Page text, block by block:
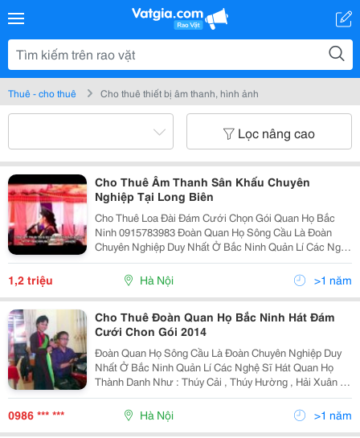
Thuê - cho thuê Cho thuê thiết bị âm thanh, hình ảnh
Lọc nâng cao
Cho Thuê Âm Thanh Sân Khấu Chuyên
Nghiệp Tại Long Biên
Cho Thuê Loa Đài Đám Cưới Chọn Gói Quan Họ Bắc
Ninh 0915783983 Đoàn Quan Họ Sông Cầu Là Đoàn
Chuyên Nghiệp Duy Nhất Ở Bắc Ninh Quản Lí Các Nghệ
Sĩ Hát Quan Họ Thành Danh Như : Thúy Cải , Thúy
Hường , Hải Xuân , Công H
1,2 triệu Hà Nội >1 năm
Cho Thuê Đoàn Quan Họ Bắc Ninh Hát Đám
Cưới Chon Gói 2014
Đoàn Quan Họ Sông Cầu Là Đoàn Chuyên Nghiệp Duy
Nhất Ở Bắc Ninh Quản Lí Các Nghệ Sĩ Hát Quan Họ
Thành Danh Như : Thúy Cải , Thúy Hường , Hải Xuân ,
Công Huynh , Minh Thùy , Thanh Nhàn , Khánh Hạ ,
Hồng Luyến , Hồng Mạnh ... Và Rất Nhiều Diễn Viên Trẻ
0986 *** *** Hà Nội >1 năm